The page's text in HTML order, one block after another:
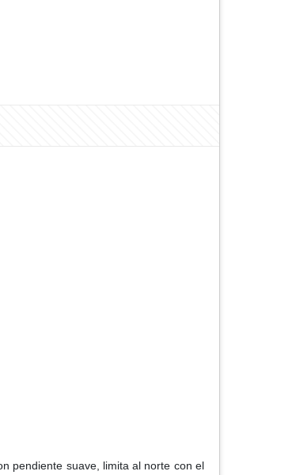
pendiente suave, limita al norte con el